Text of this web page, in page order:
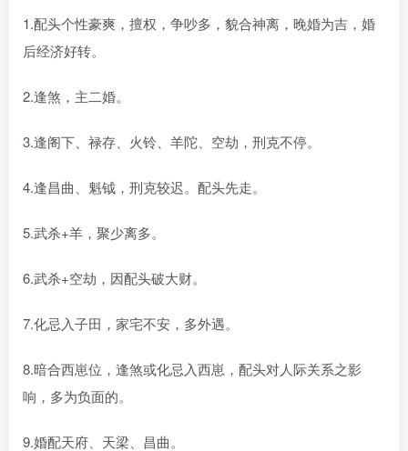
1.配头个性豪爽，擅权，争吵多，貌合神离，晚婚为吉，婚
后经济好转。
2.逢煞，主二婚。
3.逢阁下、禄存、火铃、羊陀、空劫，刑克不停。
4.逢昌曲、魁钺，刑克较迟。配头先走。
5.武杀+羊，聚少离多。
6.武杀+空劫，因配头破大财。
7.化忌入子田，家宅不安，多外遇。
8.暗合西崽位，逢煞或化忌入西崽，配头对人际关系之影
响，多为负面的。
9.婚配天府、天梁、昌曲。